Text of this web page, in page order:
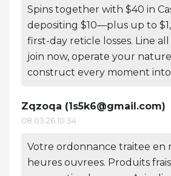
Spins together with $40 in
depositing $10—plus up to
first-day reticle losses. Line
join now, operate your
construct every moment into
Zqzoqa (1s5k6@gmail.com)
08.03.26 10:34
Votre ordonnance traitee en
heures ouvrees. Produits